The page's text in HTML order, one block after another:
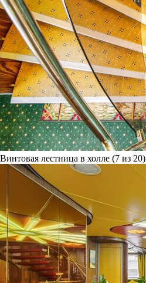
Винтовая лестница в холле (7 из 20)